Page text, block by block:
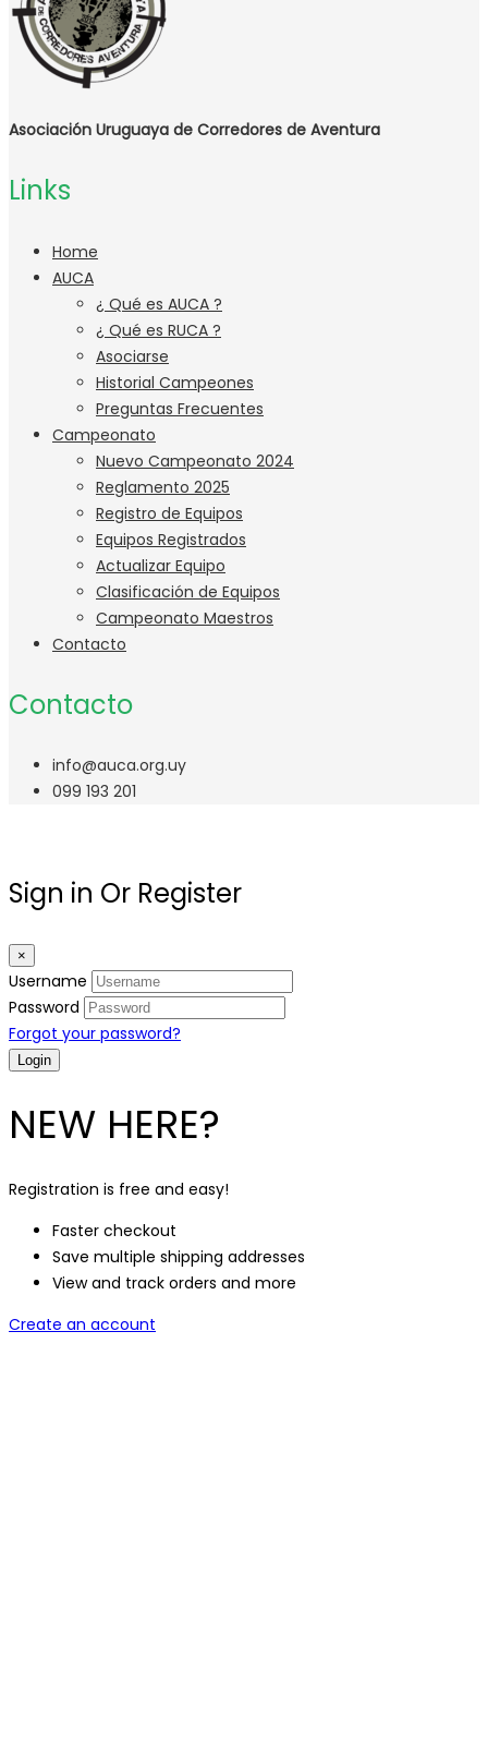
Asociación Uruguaya de Corredores de Aventura
Links
Home
AUCA
¿ Qué es AUCA ?
¿ Qué es RUCA ?
Asociarse
Historial Campeones
Preguntas Frecuentes
Campeonato
Nuevo Campeonato 2024
Reglamento 2025
Registro de Equipos
Equipos Registrados
Actualizar Equipo
Clasificación de Equipos
Campeonato Maestros
Contacto
Contacto
info@auca.org.uy
099 193 201
Sign in Or Register
×
Username
Password
Forgot your password?
NEW HERE?
Registration is free and easy!
Faster checkout
Save multiple shipping addresses
View and track orders and more
Create an account